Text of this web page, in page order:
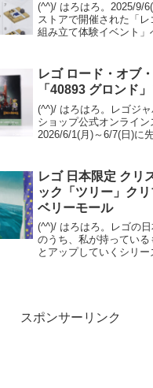
(^^)/ はろはろ。2025/9/
ストアで開催された「
組み立て体験イベント」
HOOPS(HO...
レゴ ロード・オブ
「40893 グロンド
(^^)/ はろはろ。レゴジ
ショップ公式オンライン
2026/6/1(月)～6/7(日)に
ザ・リング：ミナス・
レゴ 日本限定 クリ
ック「ツリー」ク
ベリーモール
(^^)/ はろはろ。レゴの
のうち、私が持っている
とアップしていくシリー
スポンサーリンク